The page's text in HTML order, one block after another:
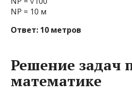
NP = 10 м
Ответ: 10 метров
Решение задач
математике